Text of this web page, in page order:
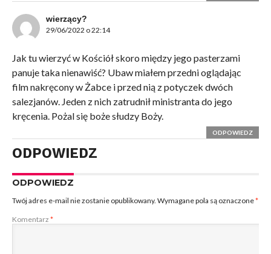
wierzący?
29/06/2022 o 22:14
Jak tu wierzyć w Kościół skoro między jego pasterzami
panuje taka nienawiść? Ubaw miałem przedni oglądając
film nakręcony w Żabce i przed nią z potyczek dwóch
salezjanów. Jeden z nich zatrudnił ministranta do jego
kręcenia. Pożal się boże słudzy Boży.
ODPOWIEDZ
ODPOWIEDZ
ODPOWIEDZ
Twój adres e-mail nie zostanie opublikowany. Wymagane pola są oznaczone*
Komentarz *